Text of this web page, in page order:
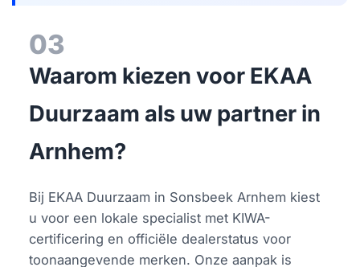
03
Waarom kiezen voor EKAA
Duurzaam als uw partner in
Arnhem?
Bij EKAA Duurzaam in Sonsbeek Arnhem kiest
u voor een lokale specialist met KIWA-
certificering en officiële dealerstatus voor
toonaangevende merken. Onze aanpak is